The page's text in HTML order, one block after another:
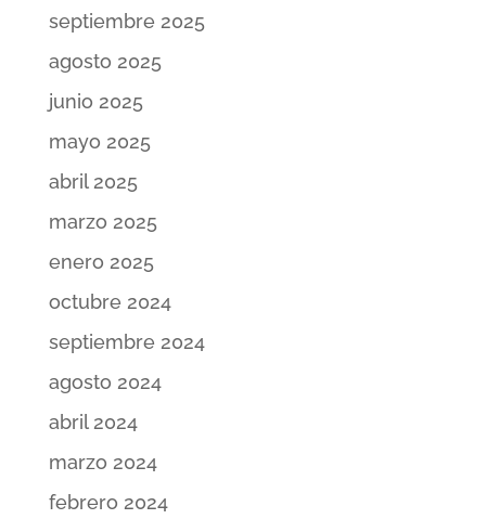
septiembre 2025
agosto 2025
junio 2025
mayo 2025
abril 2025
marzo 2025
enero 2025
octubre 2024
septiembre 2024
agosto 2024
abril 2024
marzo 2024
febrero 2024